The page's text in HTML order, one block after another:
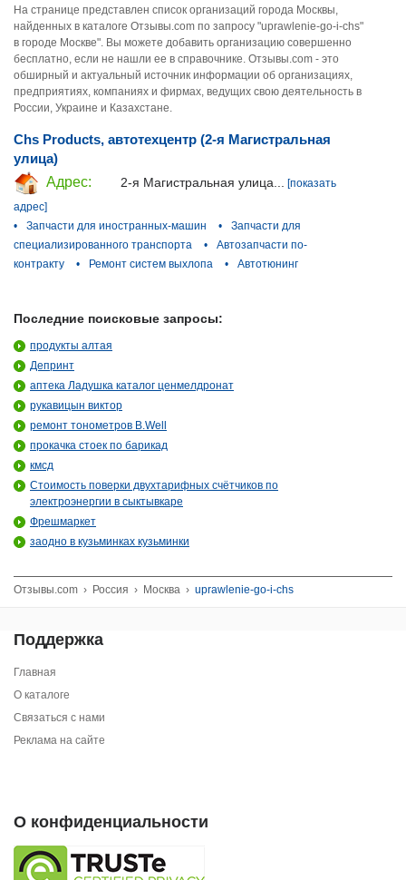
На странице представлен список организаций города Москвы,
найденных в каталоге Отзывы.com по запросу "uprawlenie-go-i-chs"
в городе Москве". Вы можете добавить организацию совершенно
бесплатно, если не нашли ее в справочнике. Отзывы.com - это
обширный и актуальный источник информации об организациях,
предприятиях, компаниях и фирмах, ведущих свою деятельность в
России, Украине и Казахстане.
Chs Products, автотехцентр (2-я Магистральная
улица)
Адрес:
2-я Магистральная улица...
[показать
адрес]
•
Запчасти для иностранных-машин •
Запчасти для
специализированного транспорта
•
Автозапчасти по-
контракту
• Ремонт систем выхлопа • Автотюнинг
Последние поисковые запросы:
продукты алтая
Депринт
аптека Ладушка каталог ценмелдронат
рукавицын виктор
ремонт тонометров B.Well
прокачка стоек по барикад
кмсд
Стоимость поверки двухтарифных счётчиков по
электроэнергии в сыктывкаре
Фрешмаркет
заодно в кузьминках кузьминки
Отзывы.com › Россия › Москва › uprawlenie-go-i-chs
Поддержка
Главная
О каталоге
Связаться с нами
Реклама на сайте
О конфиденциальности